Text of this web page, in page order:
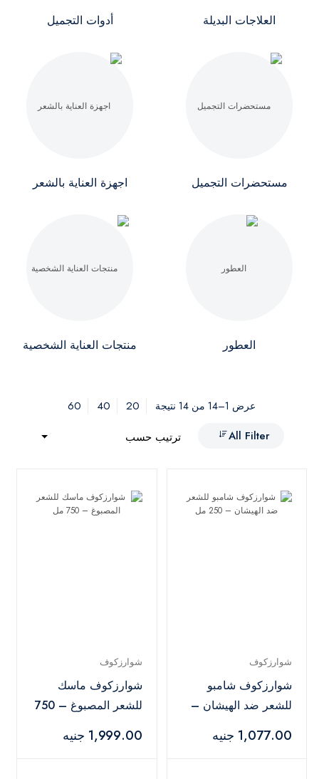
العلاجات البديلة أدوات التجميل
مستحضرات التجميل اجهزة العناية بالشعر
العطور منتجات العناية الشخصية
عرض 1–14 من 14 نتيجة 20
40
60
All Filter
ترتيب حسب
شوارزكوف
شوارزكوف شامبو
للشعر ضد الهيشان –
1,077.00 جنيه
شوارزكوف
شوارزكوف ماسك
للشعر المصبوغ – 750
1,999.00 جنيه